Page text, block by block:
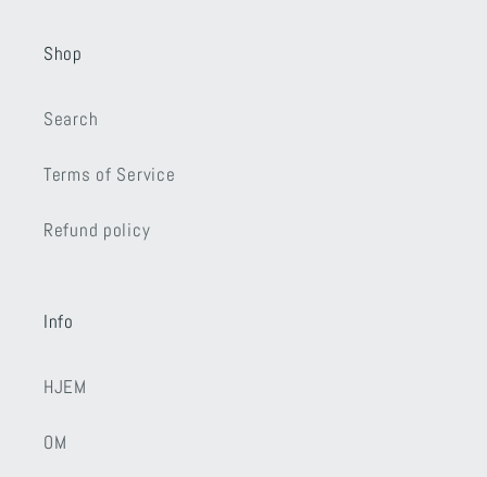
Shop
Search
Terms of Service
Refund policy
Info
HJEM
OM